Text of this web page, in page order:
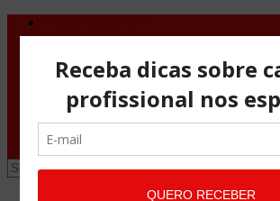
Vistos de viagem
Orientações Gerais
Fale Conosco
Advocacia Maria Pessoa
Advocacia Maria Pessoa Desportivo